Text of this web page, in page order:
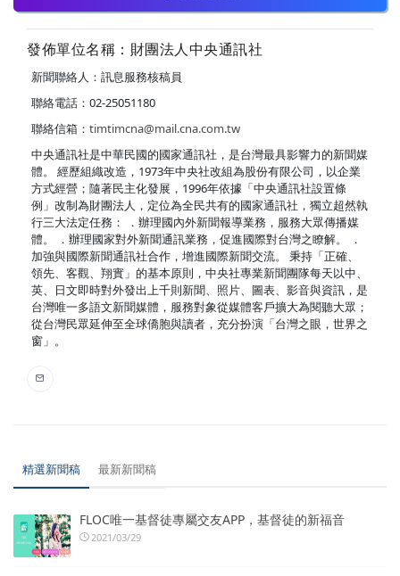
發佈單位名稱：財團法人中央通訊社
新聞聯絡人：訊息服務核稿員
聯絡電話：02-25051180
聯絡信箱： timtimcna@mail.cna.com.tw
中央通訊社是中華民國的國家通訊社，是台灣最具影響力的新聞媒
體。 經歷組織改造，1973年中央社改組為股份有限公司，以企業
方式經營；隨著民主化發展，1996年依據「中央通訊社設置條
例」改制為財團法人，定位為全民共有的國家通訊社，獨立超然執
行三大法定任務： ．辦理國內外新聞報導業務，服務大眾傳播媒
體。 ．辦理國家對外新聞通訊業務，促進國際對台灣之瞭解。 ．
加強與國際新聞通訊社合作，增進國際新聞交流。 秉持「正確、
領先、客觀、翔實」的基本原則，中央社專業新聞團隊每天以中、
英、日文即時對外發出上千則新聞、照片、圖表、影音與資訊，是
台灣唯一多語文新聞媒體，服務對象從媒體客戶擴大為閱聽大眾；
從台灣民眾延伸至全球僑胞與讀者，充分扮演「台灣之眼，世界之
窗」。
精選新聞稿 最新新聞稿
FLOC唯一基督徒專屬交友APP，基督徒的新福音
2021/03/29